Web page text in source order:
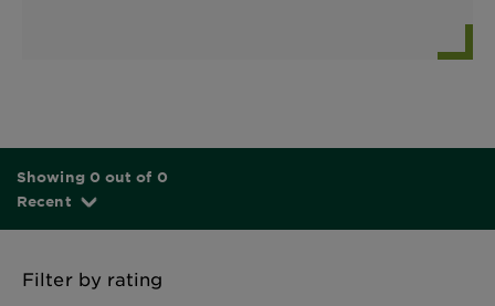
Showing 0 out of 0
Recent
Filter by rating